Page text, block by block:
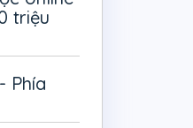
triệu
Phía